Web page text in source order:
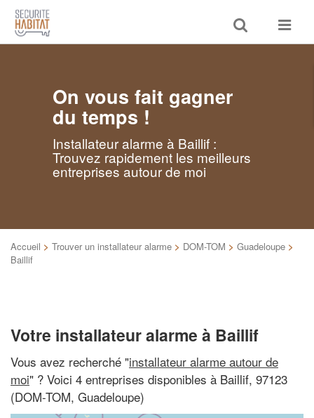
Toggle
search
Toggle
On vous fait gagner
du temps !
Installateur alarme à Baillif :
Trouvez rapidement les meilleurs
entreprises autour de moi
Accueil > Trouver un installateur alarme > DOM-TOM > Guadeloupe >
Baillif
Votre installateur alarme à Baillif
Vous avez recherché "installateur alarme autour de
moi" ? Voici 4 entreprises disponibles à Baillif, 97123
(DOM-TOM, Guadeloupe)